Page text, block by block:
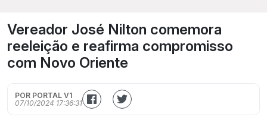
Vereador José Nilton comemora
reeleição e reafirma compromisso
com Novo Oriente
POR PORTAL V1
07/10/2024 17:36:31